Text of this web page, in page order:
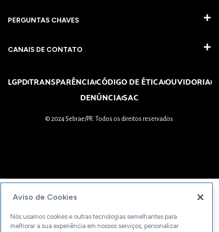
PERGUNTAS CHAVES​
CANAIS DE CONTATO
LGPDTRANSPARÊNCIACÓDIGO DE ÉTICAOUVIDORIA
DENÚNCIASAC
© 2024 Sebrae/PR. Todos os direitos reservados.
Aviso de Cookies
Nós usamos cookies e outras tecnologias semelhantes para
melhorar a sua experiência em nossos serviços, personalizar